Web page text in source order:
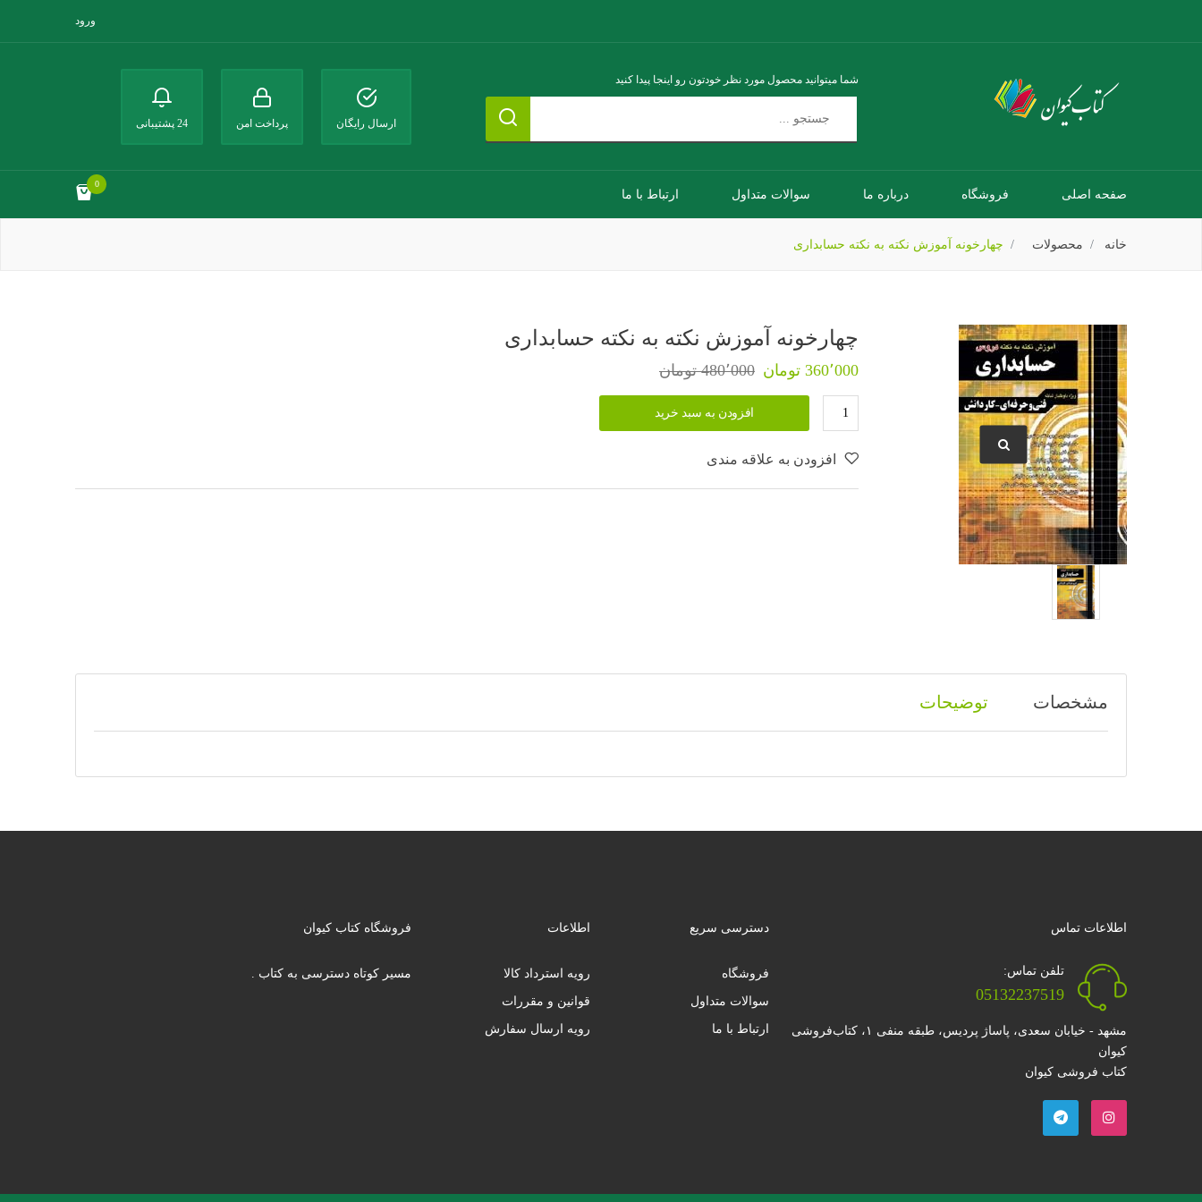
ورود
شما میتوانید محصول مورد نظر خودتون رو اینجا پیدا کنید
ارسال رایگان پرداخت امن 24 پشتیبانی
صفحه اصلی فروشگاه درباره ما سوالات متداول ارتباط با ما
0
خانه محصولات چهارخونه آموزش نکته به نکته حسابداری
چهارخونه آموزش نکته به نکته حسابداری
360٬000 تومان 480٬000 تومان
افزودن به سبد خرید
افزودن به علاقه مندی
مشخصات توضیحات
اطلاعات تماس
تلفن تماس:
05132237519
مشهد - خیابان سعدی، پاساژ پردیس، طبقه منفی ۱، کتاب‌فروشی
کیوان
کتاب فروشی کیوان
دسترسی سریع
فروشگاه
سوالات متداول
ارتباط با ما
اطلاعات
رویه استرداد کالا
قوانین و مقررات
رویه ارسال سفارش
فروشگاه کتاب کیوان
مسیر کوتاه دسترسی به کتاب .